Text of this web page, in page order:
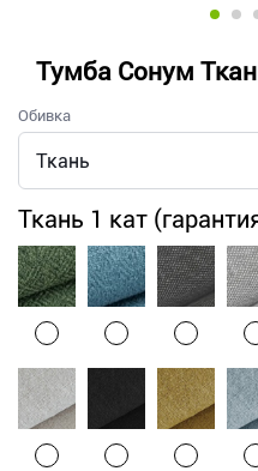
Тумба Сонум
Обивка
Ткань 1 кат